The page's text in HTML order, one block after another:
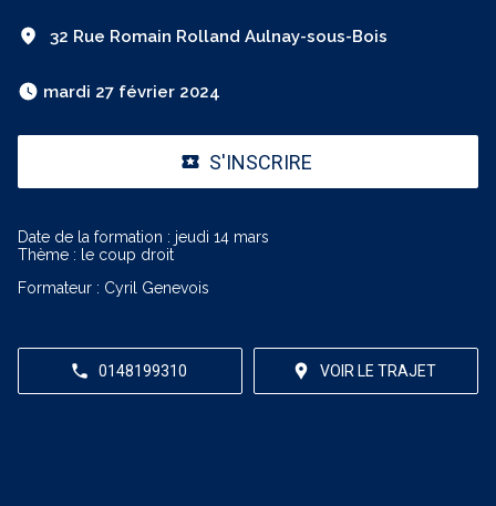
32 Rue Romain Rolland Aulnay-sous-Bois
mardi 27 février 2024
S'INSCRIRE
Date de la formation : jeudi 14 mars
Thème : le coup droit
Formateur : Cyril Genevois
0148199310 VOIR LE TRAJET